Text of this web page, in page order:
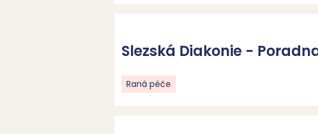
Slezská Diakonie -
Raná péče